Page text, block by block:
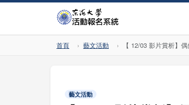
首頁 藝文活動 【 12/03 影片賞析】
藝文活動